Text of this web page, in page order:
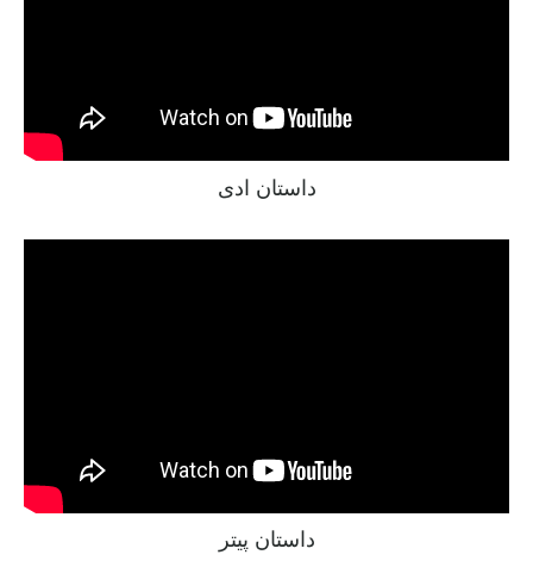
داستان ادی
داستان پیتر